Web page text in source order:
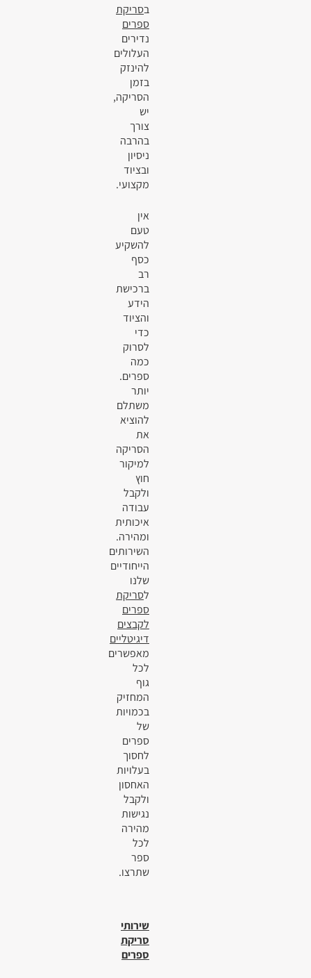
בסריקת
ספרים
נדירים
העלולים
להינזק
בזמן
הסריקה,
יש
צורך
בהרבה
ניסיון
ובציוד
מקצועי.
אין
טעם
להשקיע
כסף
רב
ברכישת
הידע
והציוד
כדי
לסרוק
כמה
ספרים.
יותר
משתלם
להוציא
את
הסריקה
למיקור
חוץ
ולקבל
עבודה
איכותית
ומהירה.
השירותים
הייחודיים
שלנו
לסריקת
ספרים
לקבצים
דיגיטליים
מאפשרים
לכל
גוף
המחזיק
בכמויות
של
ספרים
לחסוך
בעלויות
האחסון
ולקבל
נגישות
מהירה
לכל
ספר
שתרצו.
שירותי
סריקת
ספרים